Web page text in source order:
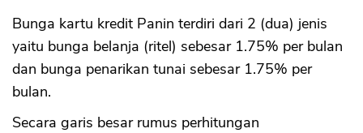
Bunga kartu kredit Panin terdiri dari 2 (dua) jenis
yaitu bunga belanja (ritel) sebesar 1.75% per bulan
dan bunga penarikan tunai sebesar 1.75% per
bulan.
Secara garis besar rumus perhitungan